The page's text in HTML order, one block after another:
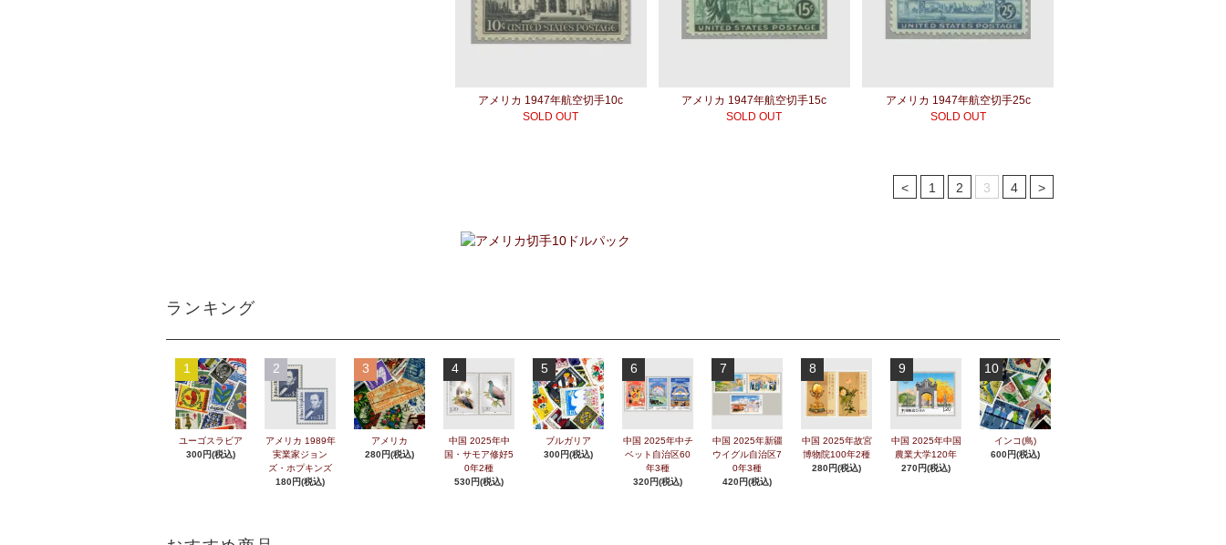
アメリカ 1947年航空切手10c
SOLD OUT
アメリカ 1947年航空切手15c
SOLD OUT
アメリカ 1947年航空切手25c
SOLD OUT
< 1 2 3 4 >
ランキング
1
ユーゴスラビア
300円(税込)
2
アメリカ 1989年
実業家ジョン
ズ・ホプキンズ
180円(税込)
3
アメリカ
280円(税込)
4
中国 2025年中
国・サモア修好5
0年2種
530円(税込)
5
ブルガリア
300円(税込)
6
中国 2025年中チ
ベット自治区60
年3種
320円(税込)
7
中国 2025年新疆
ウイグル自治区7
0年3種
420円(税込)
8
中国 2025年故宮
博物院100年2種
280円(税込)
9
中国 2025年中国
農業大学120年
270円(税込)
10
インコ(鳥)
600円(税込)